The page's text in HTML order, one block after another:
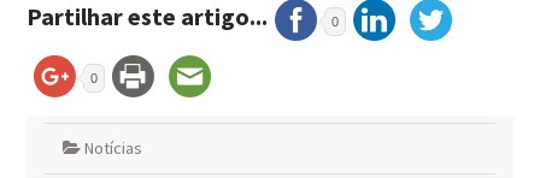
Partilhar este artigo... 0
0
Notícias